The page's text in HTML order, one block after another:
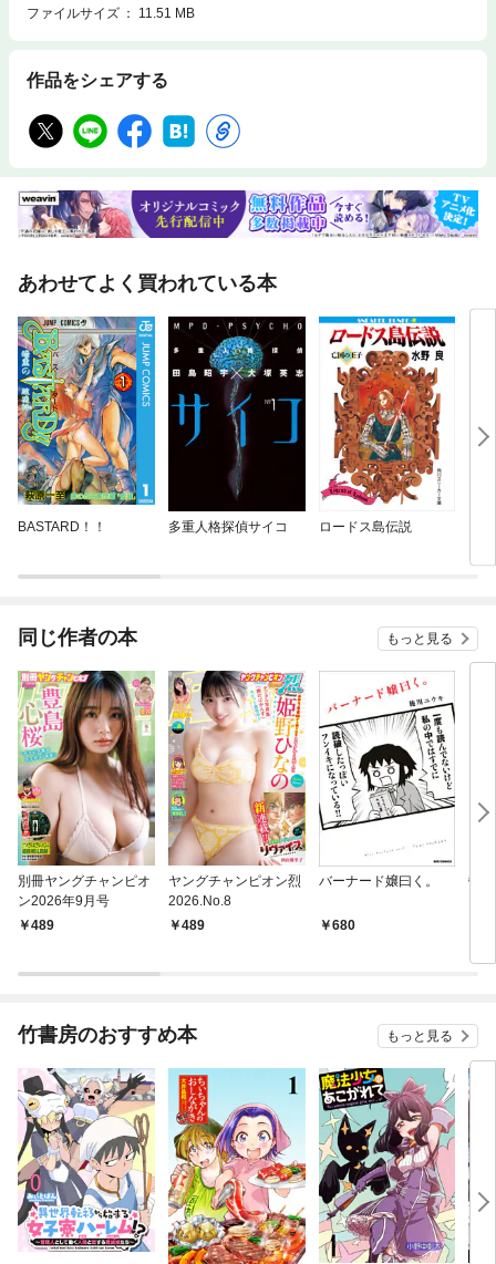
ファイルサイズ
11.51 MB
作品をシェアする
あわせてよく買われている本
BASTARD！！ 多重人格探偵サイコ ロードス島伝説
同じ作者の本 もっと見る
別冊ヤングチャンピオ
ン2026年9月号
489
ヤングチャンピオン烈
2026.No.8
489
バーナード嬢曰く。
680
鬱
竹書房のおすすめ本 もっと見る